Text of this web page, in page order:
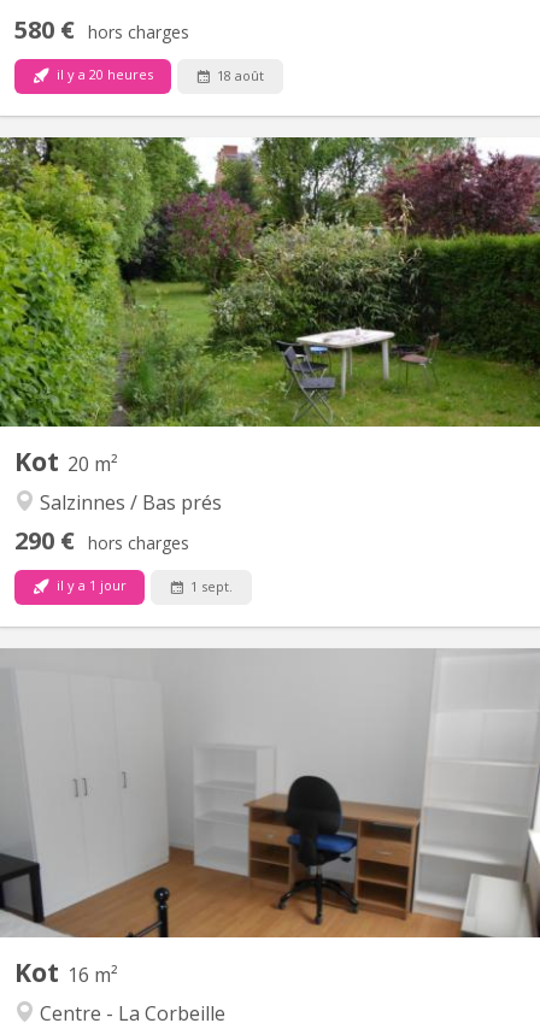
580 € hors charges
il y a 20 heures 18 août
Kot 20 m²
Salzinnes / Bas prés
290 € hors charges
il y a 1 jour 1 sept.
KN 1145
Beaux kots spacieux, lumineux, meublés Point d'eau dans la
chambre Sdd et cuisine communes, 2 wc, beau jardin Internet,
chauffage central 420 € tout compris
Kot 16 m²
Centre - La Corbeille
entièrement meublées. ( literie complète, garde-robe, bureau,
chaise de bureau, étagères, table de chevet ). La cuisine équipée
( gazinière, hotte, frigo-congélateur, micro-onde, vaisselle,
casseroles, table, chaises) et la salle de bain sont à...